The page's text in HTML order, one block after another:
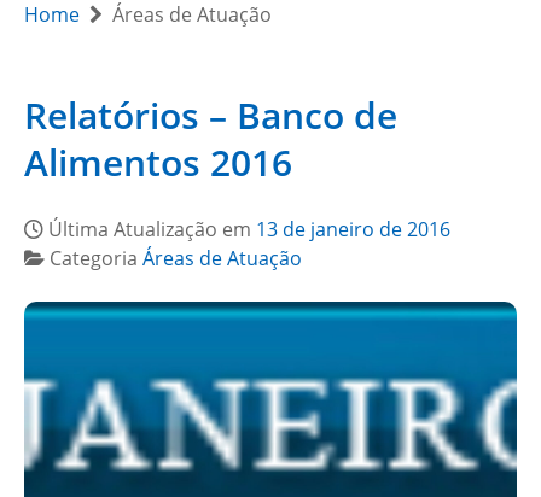
Home Áreas de Atuação
Relatórios – Banco de
Alimentos 2016
Última Atualização em 13 de janeiro de 2016
Categoria Áreas de Atuação